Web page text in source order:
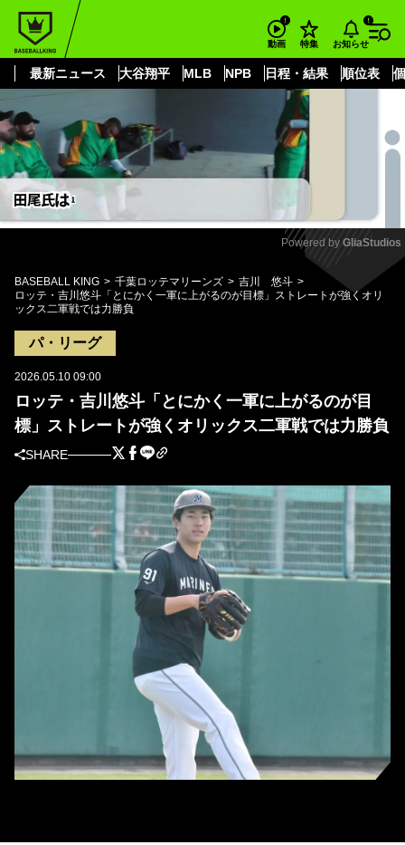
動画 特集 お知らせ
最新ニュース 大谷翔平 MLB NPB 日程・結果 順位表
もっと見る
Mute
Powered by GliaStudios
BASEBALL KING 千葉ロッテマリーンズ
吉川 悠斗
ロッテ・吉川悠斗「とにかく一軍に上がるのが目標」ストレートが強くオリ
ックス二軍戦では力勝負
パ・リーグ
2026.05.10 09:00
ロッテ・吉川悠斗「とにかく一軍に上がるのが目
標」ストレートが強くオリックス二軍戦では力勝負
SHARE